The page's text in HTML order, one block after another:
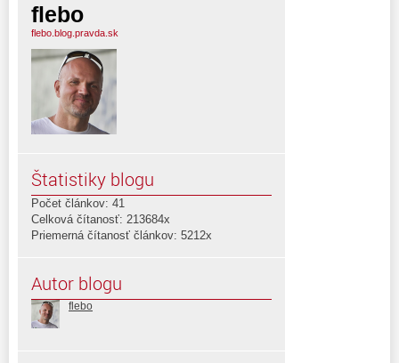
flebo
flebo.blog.pravda.sk
Štatistiky blogu
Počet článkov: 41
Celková čítanosť: 213684x
Priemerná čítanosť článkov: 5212x
Autor blogu
flebo